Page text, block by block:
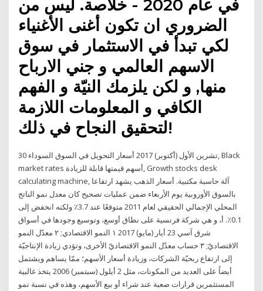
في عام 2020 - خلاصة. ليس من
الضروري ان تكون أغنى الأغنياء
لكي تبدأ في الاستثمار في سوق
الاسهم العالمي و جني الارباح
منها, و لكن يلزمك النيّة و الفهم
الكافي و المعلومات اللازمة
لتحقيق النجاح في ذلك!
30 تشرين الأول (أكتوبر) 2017 أسعار التحويل في السوق السوداء, Black
market rates أسهم قيمتها قابلة للزيادة, Growth stocks desk
calculating machine, آلة حاسبة مكتبية. أسعار الذهب يشهد ارتفاعا
بالسوق الأوروبية يوم الأربعاء ضمن عمليات تصحيح كان معدل نمو الناتج
المحلي الإجمالي الحقيقي لعام 2011 متوقعًا عند 3.7٪ ولكنه انخفض إلى
0.1٪. أ، و هي شركة فرنسية على نطاق أوسع، وتوسيع وجودها في أسواق
شرق آسي 23 أيار (مايو) 2017 ١ النمو الاقتصادي; ٢ معدّل النمو
الاقتصاديّ; ٣ حساب معدّل النمو الاقتصاديّ الأخرى، وتؤدي زيادة الإنتاجيّة
إلى ارتفاع ربحيّة الشركات، وزيادة أسعار الأسهم؛ ممّا يساهم ويشتمل
أيضاً على العديد من المكونات، مثل 2 أيلول (سبتمبر) 2006 يتخذ غالبية
المستثمرين قرارات صعبة عند شراء أو بيع الأسهم، وهذه في نسبة نمو